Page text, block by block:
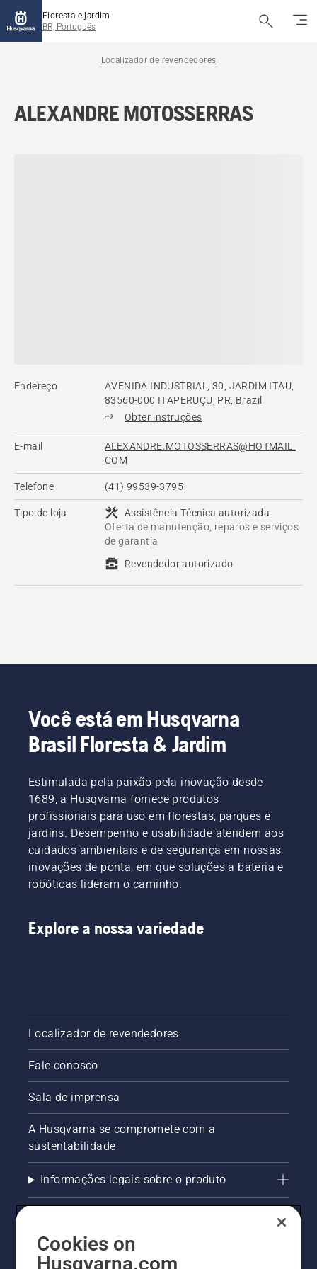
Floresta e jardim
BR, Português
Localizador de revendedores
ALEXANDRE MOTOSSERRAS
Endereço
AVENIDA INDUSTRIAL, 30, JARDIM ITAU,
83560-000 ITAPERUÇU, PR, Brazil
Obter instruções
E-mail
ALEXANDRE.MOTOSSERRAS@HOTMAIL.
COM
Telefone (41) 99539-3795
Tipo de loja
Assistência Técnica autorizada
Oferta de manutenção, reparos e serviços
de garantia
Revendedor autorizado
Você está em Husqvarna
Brasil Floresta & Jardim
Estimulada pela paixão pela inovação desde
1689, a Husqvarna fornece produtos
profissionais para uso em florestas, parques e
jardins. Desempenho e usabilidade atendem aos
cuidados ambientais e de segurança em nossas
inovações de ponta, em que soluções a bateria e
robóticas lideram o caminho.
Explore a nossa variedade
Localizador de revendedores
Fale conosco
Sala de imprensa
A Husqvarna se compromete com a
sustentabilidade
Informações legais sobre o produto
Outros sites Husqvarna
Cookies on
Husqvarna.com